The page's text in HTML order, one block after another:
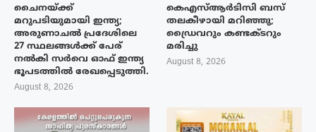
ചൈനയ്ക്ക്
മറുപടിയുമായി ഇന്ത്യ;
അരുണാചൽ പ്രദേശിലെ
27 സ്ഥലങ്ങൾക്ക് പേര്
നൽകി സർവെ ഓഫ് ഇന്ത്യ
ഭൂപടത്തിൽ രേഖപ്പെടുത്തി.
August 8, 2026
കെഎസ്ആർടിസി ബസ്
തലകീഴായി മറിഞ്ഞു;
ഡ്രൈവറും കണ്ടക്ടറും
മരിച്ചു
August 8, 2026